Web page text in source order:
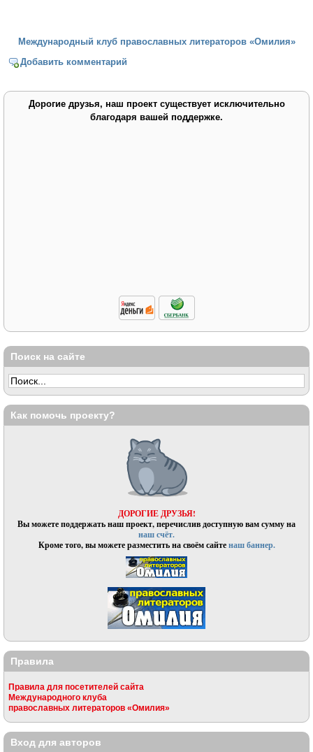
Международный клуб православных литераторов «Омилия»
Добавить комментарий
Дорогие друзья, наш проект существует исключительно
благодаря вашей поддержке.
Поиск на сайте
Как помочь проекту?
ДОРОГИЕ ДРУЗЬЯ!
Вы можете поддержать наш проект, перечислив доступную вам сумму на
наш счёт.
Кроме того, вы можете разместить на своём сайтенаш баннер.
Правила
Правила для посетителей сайта
Международного клуба
православных литераторов «Омилия»
Вход для авторов